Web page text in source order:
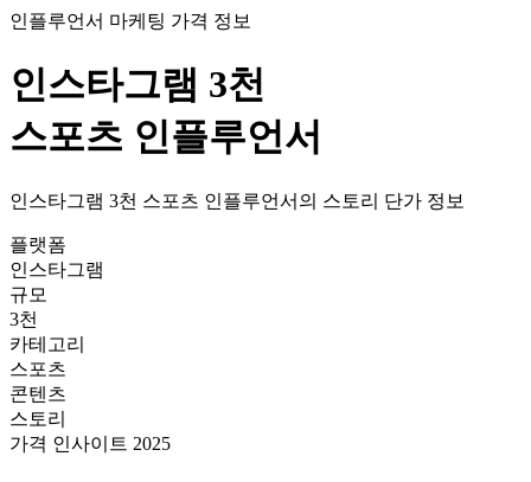
인플루언서 마케팅 가격 정보
인스타그램 3천
스포츠 인플루언서
인스타그램 3천 스포츠 인플루언서의 스토리 단가 정보
플랫폼
인스타그램
규모
3천
카테고리
스포츠
콘텐츠
스토리
가격 인사이트 2025